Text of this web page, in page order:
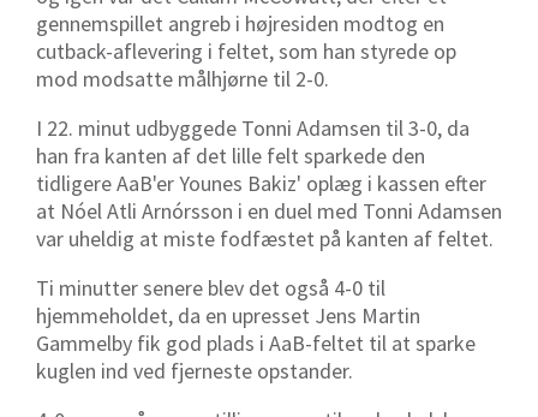
gennemspillet angreb i højresiden modtog en
cutback-aflevering i feltet, som han styrede op
mod modsatte målhjørne til 2-0.
I 22. minut udbyggede Tonni Adamsen til 3-0, da
han fra kanten af det lille felt sparkede den
tidligere AaB'er Younes Bakiz' oplæg i kassen efter
at Nóel Atli Arnórsson i en duel med Tonni Adamsen
var uheldig at miste fodfæstet på kanten af feltet.
Ti minutter senere blev det også 4-0 til
hjemmeholdet, da en upresset Jens Martin
Gammelby fik god plads i AaB-feltet til at sparke
kuglen ind ved fjerneste opstander.